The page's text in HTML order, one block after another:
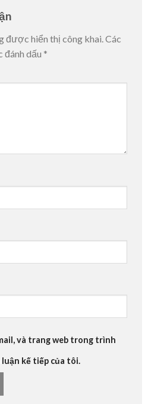
được hiển thị công khai. Các
dấu *
và trang web trong trình
kế tiếp của tôi.